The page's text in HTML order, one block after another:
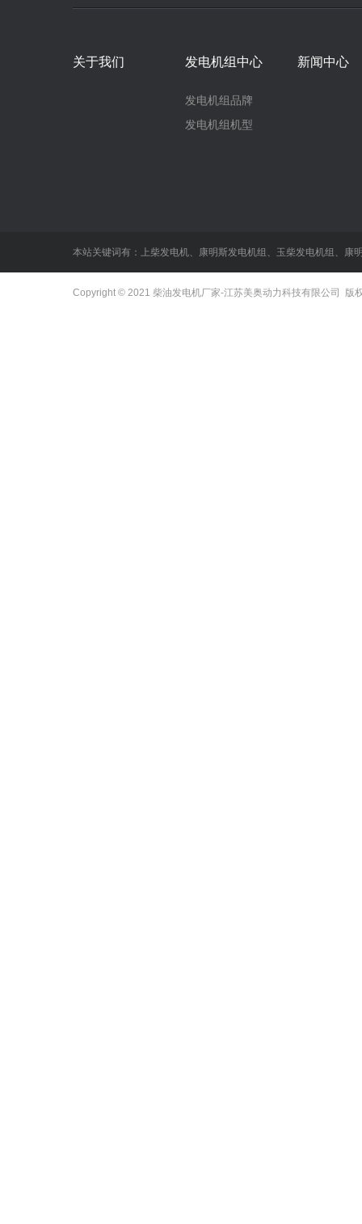
关于我们 发电机组中心
发电机组品牌
发电机组机型
新闻中心
本站关键词有： 上柴发电机、 康明斯发电机组 、 玉柴发电机组 、 康
Copyright © 2021 柴油发电机厂家-江苏美奥动力科技有限公司 版